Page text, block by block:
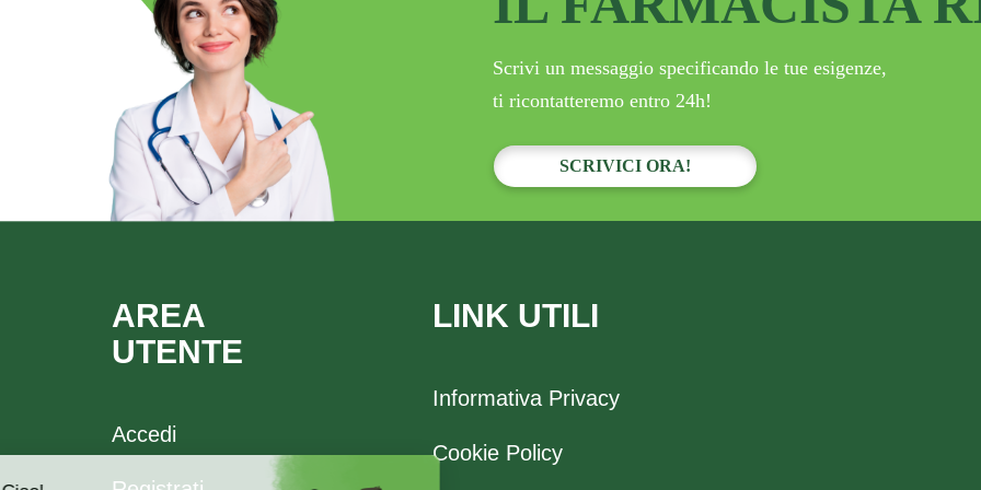
Scrivi un messaggio specificando le tue esigenze,
ti ricontatteremo entro 24h!
SCRIVICI ORA!
AREA
UTENTE
Accedi
LINK UTILI
Informativa Privacy
Cookie Policy